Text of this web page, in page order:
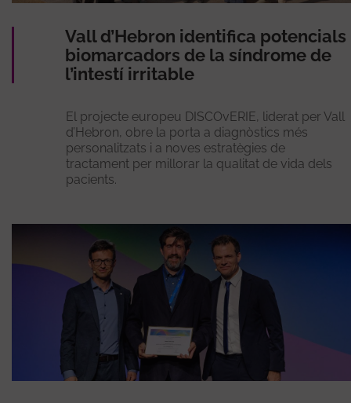
Vall d’Hebron identifica potencials
biomarcadors de la síndrome de
l’intestí irritable
El projecte europeu DISCOvERIE, liderat per Vall
d’Hebron, obre la porta a diagnòstics més
personalitzats i a noves estratègies de
tractament per millorar la qualitat de vida dels
pacients.